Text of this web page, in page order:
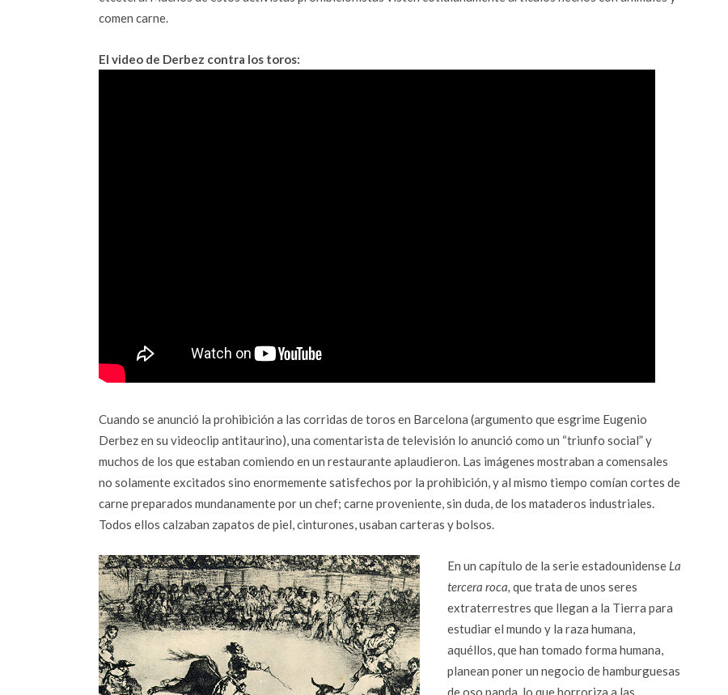
comen carne.
El video de Derbez contra los toros:
Cuando se anunció la prohibición a las corridas de toros en Barcelona (argumento que esgrime Eugenio
Derbez en su videoclip antitaurino), una comentarista de televisión lo anunció como un “triunfo social” y
muchos de los que estaban comiendo en un restaurante aplaudieron. Las imágenes mostraban a comensales
no solamente excitados sino enormemente satisfechos por la prohibición, y al mismo tiempo comían cortes de
carne preparados mundanamente por un chef; carne proveniente, sin duda, de los mataderos industriales.
Todos ellos calzaban zapatos de piel, cinturones, usaban carteras y bolsos.
En un capítulo de la serie estadounidense La
tercera roca, que trata de unos seres
extraterrestres que llegan a la Tierra para
estudiar el mundo y la raza humana,
aquéllos, que han tomado forma humana,
planean poner un negocio de hamburguesas
de oso panda, lo que horroriza a las